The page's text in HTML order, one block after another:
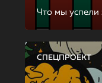
Что мы успели
СПЕЦПРОЕКТ